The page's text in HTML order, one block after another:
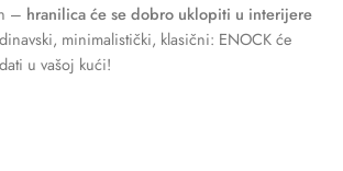
– hranilica će se dobro uklopiti u interijere
minimalistički, klasični: ENOCK će
u vašoj kući!